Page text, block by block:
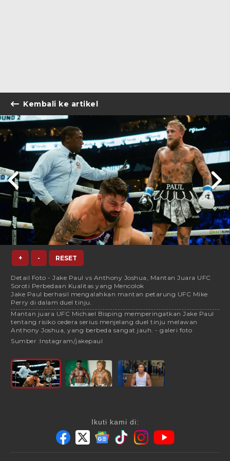
Kembali ke artikel
+ - RESET
Detail Foto - Jake Paul vs Anthony Joshua, Mantan Juara UFC
Soroti Perbedaan Kualitas yang Mencolok
Jake Paul berhasil mengalahkan mantan petarung UFC Mike
Perry di dalam duel tinju.
Mantan juara UFC Michael Bisping memperingatkan Jake Paul
tentang risiko cedera serius menjelang duel tinju melawan
Anthony Joshua, yang berbeda sangat jauh. - galeri foto
Sumber :Instagram/jakepaul
Ikuti kami di: